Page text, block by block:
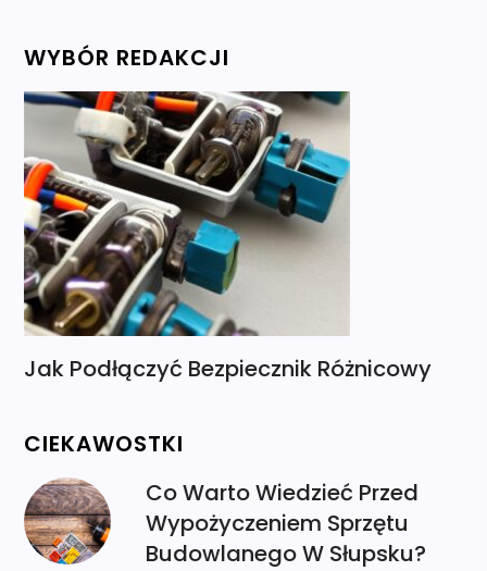
WYBÓR REDAKCJI
Jak Podłączyć Bezpiecznik Różnicowy
CIEKAWOSTKI
Co Warto Wiedzieć Przed
Wypożyczeniem Sprzętu
Budowlanego W Słupsku?